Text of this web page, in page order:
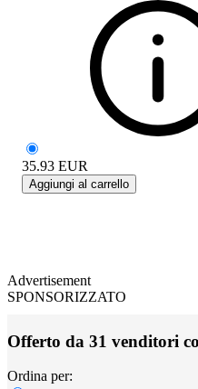
35.93 EUR
Aggiungi al carrello
Advertisement
SPONSORIZZATO
Offerto da 31 venditori
Ordina per: